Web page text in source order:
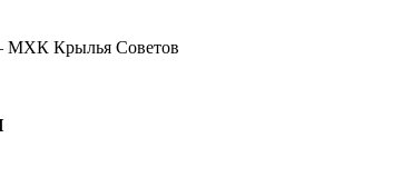
Крылья Советов